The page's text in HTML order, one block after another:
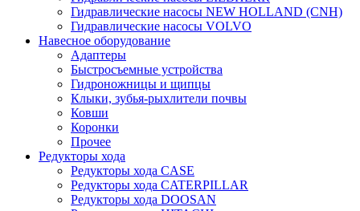
Гидравлические насосы NEW HOLLAND (CNH)
Гидравлические насосы VOLVO
Навесное оборудование
Адаптеры
Быстросъемные устройства
Гидроножницы и щипцы
Клыки, зубья-рыхлители почвы
Ковши
Коронки
Прочее
Редукторы хода
Редукторы хода CASE
Редукторы хода CATERPILLAR
Редукторы хода DOOSAN